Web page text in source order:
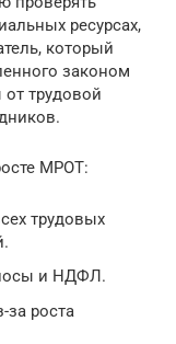
ресурсах,
который
законом
трудовой
МРОТ:
трудовых
и НДФЛ.
роста